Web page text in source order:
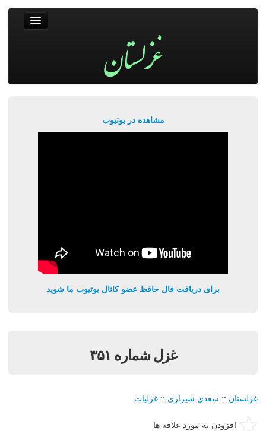
مشاهده در یوتیوب
برای دریافت فال حافظ عضو کانال یوتیوب ما شوید
غزل شماره ۳۵۱
غزلستان :: سعدی شیرازی :: غزلیات
افزودن به مورد علاقه ها